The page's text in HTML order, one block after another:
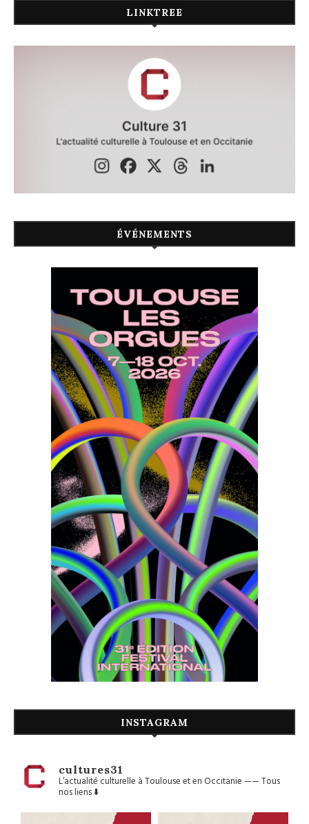
LINKTREE
ÉVÉNEMENTS
INSTAGRAM
cultures31
L’actualité culturelle à Toulouse et en Occitanie——Tous
nos liens ⬇️